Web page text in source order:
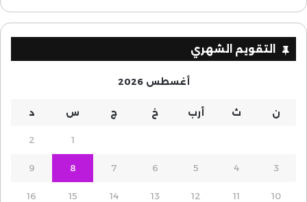
التقويم الشهري
أغسطس 2026
ن ث أرب خ ج س د
1
2
3
4
5
6
7
8
9
10
11
12
13
14
15
16